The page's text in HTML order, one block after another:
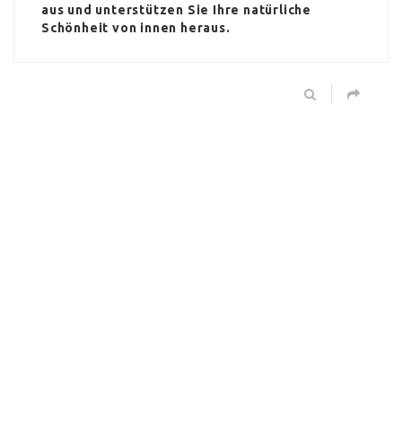
aus und unterstützen Sie Ihre natürliche
Schönheit von innen heraus.